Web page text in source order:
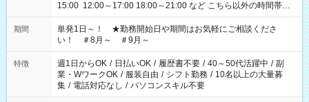
15:00 12:00～17:00 18:00～21:00 など こちら以外の時間帯も
お気軽にご相談ください！
期間
単発1日～！ ★勤務開始日や期間はお気軽にご相談くださ
い！ ＃8月～ ＃9月～
特徴 週1日からOK / 日払いOK / 履歴書不要 / 40～50代活躍中 / 副
業・WワークOK / 服装自由 / シフト勤務 / 10名以上の大量募
集 / 電話対応なし / パソコンスキル不要